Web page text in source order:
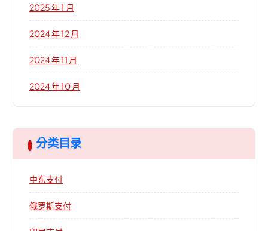
2025 年 1 月
2024 年 12 月
2024 年 11 月
2024 年 10 月
分类目录
中东支付
俄罗斯支付